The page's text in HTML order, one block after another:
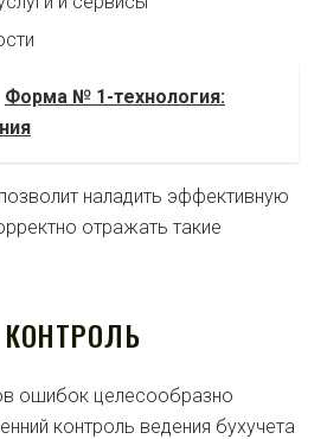
Форма № 1-технология:
наладить эффективную
отражать такие
ошибок целесообразно
контроль ведения бухучета